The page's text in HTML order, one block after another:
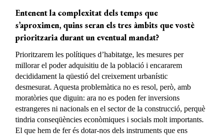
Entenent la complexitat dels temps que
s’aproximen, quins seran els tres àmbits que vostè
prioritzaria durant un eventual mandat?
Prioritzarem les polítiques d’habitatge, les mesures per
millorar el poder adquisitiu de la població i encararem
decididament la qüestió del creixement urbanístic
desmesurat. Aquesta problemàtica no es resol, però, amb
moratòries que diguin: ara no es poden fer inversions
estrangeres ni nacionals en el sector de la construcció, perquè
tindria conseqüències econòmiques i socials molt importants.
El que hem de fer és dotar-nos dels instruments que ens